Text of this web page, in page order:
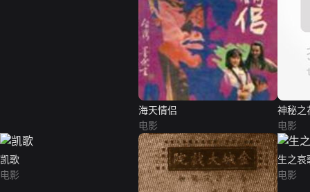
海天情侣
电影
神秘之
电影
凯歌
电影
生之哀
电影